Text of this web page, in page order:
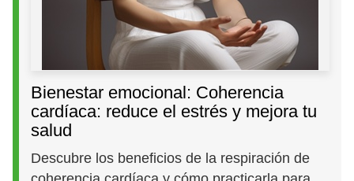
Bienestar emocional: Coherencia
cardíaca: reduce el estrés y mejora tu
salud
Descubre los beneficios de la respiración de